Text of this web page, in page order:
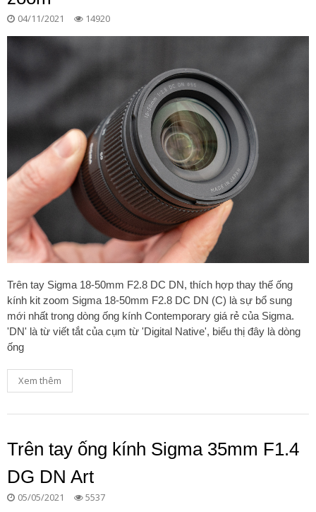
04/11/2021 14920
Trên tay Sigma 18-50mm F2.8 DC DN, thích hợp thay thế ống
kính kit zoom Sigma 18-50mm F2.8 DC DN (C) là sự bổ sung
mới nhất trong dòng ống kính Contemporary giá rẻ của Sigma.
'DN' là từ viết tắt của cụm từ 'Digital Native', biểu thị đây là dòng
ống
Xem thêm
Trên tay ống kính Sigma 35mm F1.4
DG DN Art
05/05/2021 5537